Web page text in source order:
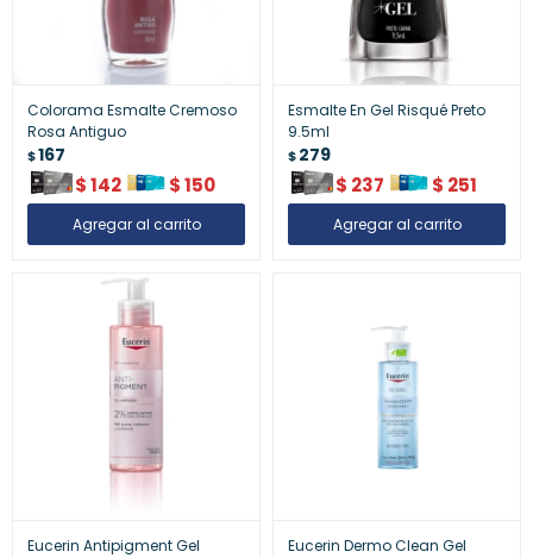
Colorama Esmalte Cremoso
Rosa Antiguo
$167
$142 $150
Esmalte En Gel Risqué Preto
9.5ml
$279
$ 237 $ 251
Eucerin Antipigment Gel
Eucerin Dermo Clean Gel